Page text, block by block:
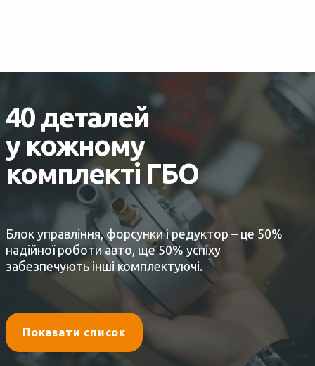
40 деталей
у кожному
комплекті ГБО
Блок управління, форсунки і редуктор – це 50%
надійної роботи авто, ще 50% успіху
забезпечують інші комплектуючі.
Показати список